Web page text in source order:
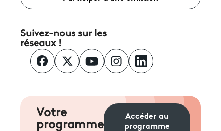
Suivez-nous sur les
réseaux !
Votre
programme
Accéder au
programme